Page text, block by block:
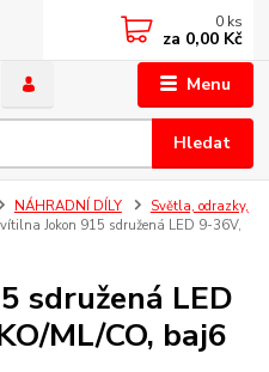
Menu
Hledat
0 ks
za 0,00 Kč
NÁHRADNÍ DÍLY
Světla, odrazky,
Jokon 915 sdružená LED 9-36V,
sdružená LED
ML/CO, baj6